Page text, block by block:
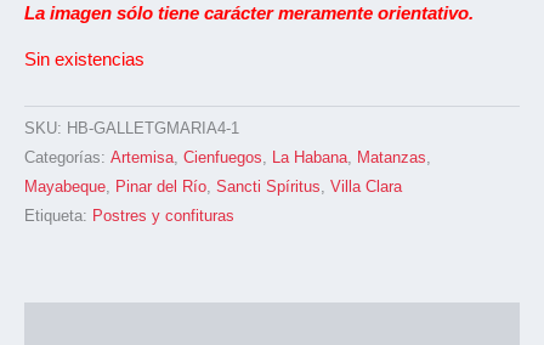
La imagen sólo tiene carácter meramente orientativo.
Sin existencias
SKU: HB-GALLETGMARIA4-1
Categorías: Artemisa, Cienfuegos, La Habana, Matanzas,
Mayabeque, Pinar del Río, Sancti Spíritus, Villa Clara
Etiqueta: Postres y confituras